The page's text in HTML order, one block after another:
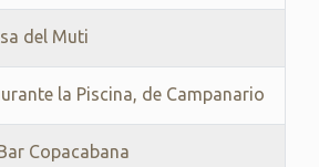
del Muti
la Piscina, de Campanario
Copacabana